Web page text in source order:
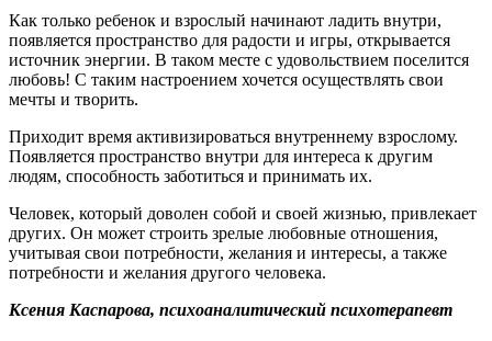
Как только ребенок и взрослый начинают ладить внутри,
появляется пространство для радости и игры, открывается
источник энергии. В таком месте с удовольствием поселится
любовь! С таким настроением хочется осуществлять свои
мечты и творить.
Приходит время активизироваться внутреннему взрослому.
Появляется пространство внутри для интереса к другим
людям, способность заботиться и принимать их.
Человек, который доволен собой и своей жизнью, привлекает
других. Он может строить зрелые любовные отношения,
учитывая свои потребности, желания и интересы, а также
потребности и желания другого человека.
Ксения Каспарова, психоаналитический психотерапевт